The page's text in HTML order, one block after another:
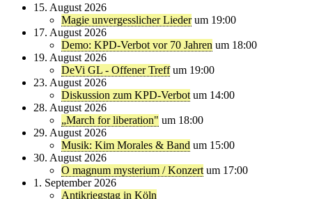
15. August 2026
Magie unvergesslicher Lieder um 19:00
17. August 2026
Demo: KPD-Verbot vor 70 Jahren um 18:00
19. August 2026
DeVi GL - Offener Treff um 19:00
23. August 2026
Diskussion zum KPD-Verbot um 14:00
28. August 2026
„March for liberation" um 18:00
29. August 2026
Musik: Kim Morales & Band um 15:00
30. August 2026
O magnum mysterium / Konzert um 17:00
1. September 2026
Antikriegstag in Köln